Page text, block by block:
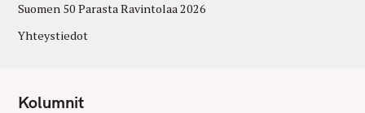
Suomen 50 Parasta Ravintolaa 2026
Yhteystiedot
Kolumnit